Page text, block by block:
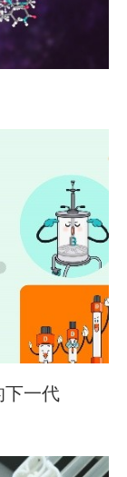
下一代